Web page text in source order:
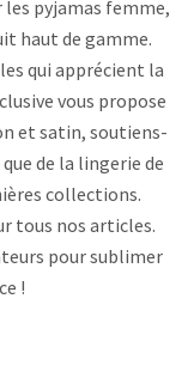
les pyjamas femme,
haut de gamme.
qui apprécient la
vous propose
et satin, soutiens-
de la lingerie de
collections.
tous nos articles.
pour sublimer
!